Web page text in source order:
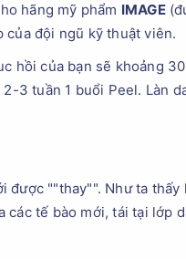
hãng mỹ phẩm IMAGE
đội ngũ kỹ thuật viên.
hồi của bạn sẽ khoảng
3 tuần 1 buổi Peel. Làn
được ""thay"". Như ta
tế bào mới, tái tại lớp